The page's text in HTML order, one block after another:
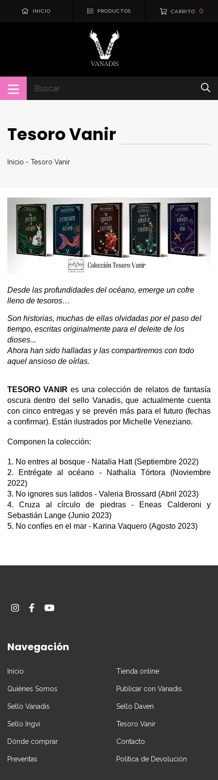
INICIO PRODUCTOS CARRITO 0
Tesoro Vanir
Inicio - Tesoro Vanir
Desde las profundidades del océano, emerge un cofre
lleno de tesoros…
Son historias, muchas de ellas olvidadas por el paso del
tiempo, escritas originalmente para el deleite de los
dioses...
Ahora han sido halladas y las compartiremos con todo
aquel ansioso de oírlas.
TESORO VANIR es una colección de relatos de fantasía
oscura dentro del sello Vanadis, que actualmente cuenta
con cinco entregas y se prevén más para el futuro (fechas
a confirmar). Están ilustrados por Michelle Veneziano.
Componen la colección:
1. No entres al bosque - Natalia Hatt (Septiembre 2022)
2.
Entrégate al océano - Nathalia Tórtora
(Noviembre
2022)
3. No ignores sus latidos - Valeria Brossard (Abril 2023)
4. Cruza al círculo de piedras - Eneas Calderoni y
Sebastián Lange (Junio 2023)
5. No confíes en el mar - Karina Vaquero (Agosto 2023)
Navegación
Inicio Tienda online
Quiénes Somos Publicar con Vanadis
Sello Vanadis Sello Daven
Sello Ingvi Tesoro Vanir
Dónde comprar Contacto
Preventas Política de Devolución